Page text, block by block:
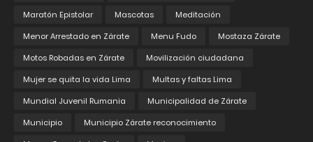
Maratón Epistolar
Mascotas
Meditación
Menor Arrestado en Zárate
Menu Fudo
Mostaza Zárate
Motos Robadas en Zárate
Movilización ciudadana
Mujer se quita la vida Lima
Multas y faltas Lima
Mundial Juvenil Rumania
Municipalidad de Zárate
Municipio
Municipio Zárate reconocimiento